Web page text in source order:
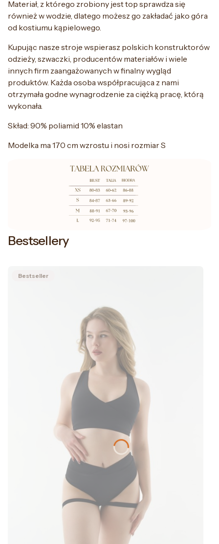
Materiał, z którego zrobiony jest top sprawdza się
również w wodzie, dlatego możesz go zakładać jako góra
od kostiumu kąpielowego.
Kupując nasze stroje wspierasz polskich konstruktorów
odzieży, szwaczki, producentów materiałów i wiele
innych firm zaangażowanych w finalny wygląd
produktów. Każda osoba współpracująca z nami
otrzymała godne wynagrodzenie za ciężką pracę, którą
wykonała.
Skład: 90% poliamid 10% elastan
Modelka ma 170 cm wzrostu i nosi rozmiar S
Bestsellery
Bestseller